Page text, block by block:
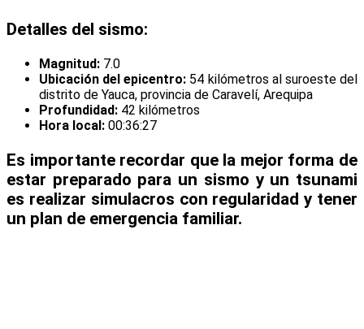
Detalles del sismo:
Magnitud: 7.0
Ubicación del epicentro: 54 kilómetros al suroeste del
distrito de Yauca, provincia de Caravelí, Arequipa
Profundidad: 42 kilómetros
Hora local: 00:36:27
Es importante recordar que la mejor forma de
estar preparado para un sismo y un tsunami
es realizar simulacros con regularidad y tener
un plan de emergencia familiar.